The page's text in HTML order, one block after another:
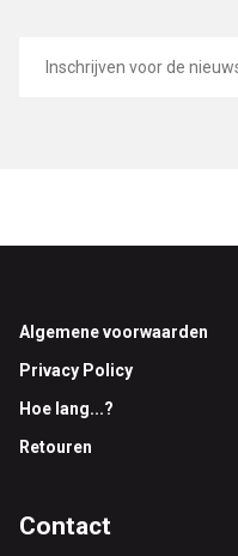
mailadres
Footer
Algemene voorwaarden
Privacy Policy
Hoe lang...?
Retouren
Contact